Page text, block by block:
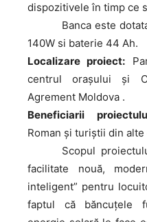
dispozitivele în timp ce
Banca este
140W si baterie 44 Ah.
Localizare proiect:
centrul orașului și
Agrement Moldova .
Beneficiarii
Roman și turiștii din alte
Scopul
facilitate nouă,
inteligent” pentru
faptul că băncuțele